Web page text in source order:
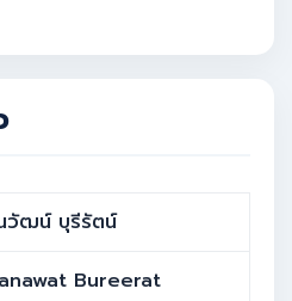
วัฒน์ บุรีรัตน์
Bureerat